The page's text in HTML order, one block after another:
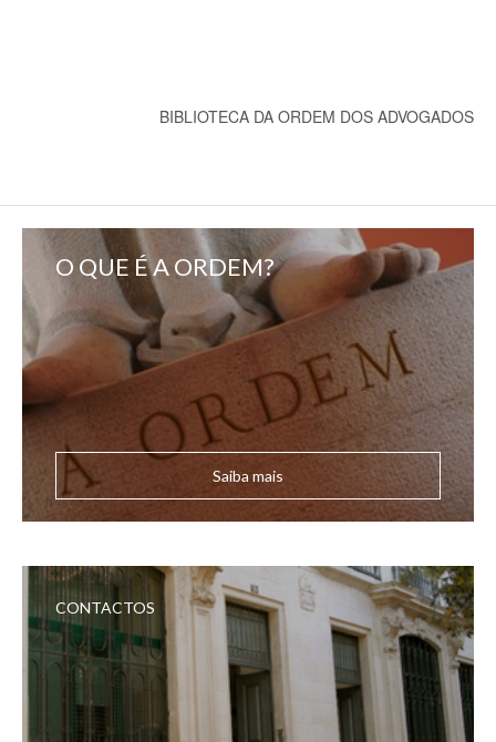
BIBLIOTECA DA ORDEM DOS ADVOGADOS
O QUE É A ORDEM?
Saiba mais
CONTACTOS